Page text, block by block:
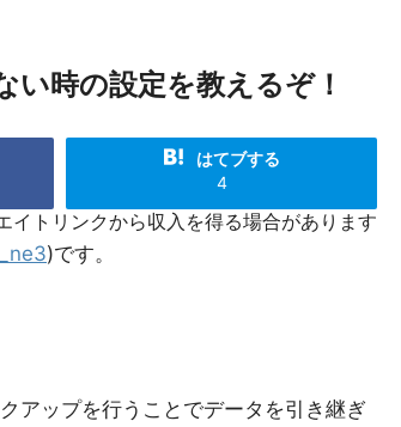
い時の設定を教えるぞ！
はてブする
4
イトリンクから収入を得る場合があります
)です。
アップを行うことでデータを引き継ぎ